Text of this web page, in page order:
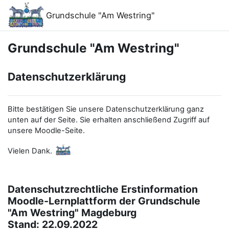
Passer au contenu principal
Grundschule "Am Westring"
Grundschule "Am Westring"
Datenschutzerklärung
Bitte bestätigen Sie unsere Datenschutzerklärung ganz
unten auf der Seite. Sie erhalten anschließend Zugriff auf
unsere Moodle-Seite.
Vielen Dank.
Datenschutzrechtliche Erstinformation
Moodle-Lernplattform der Grundschule
"Am Westring" Magdeburg
Stand: 22.09.2022